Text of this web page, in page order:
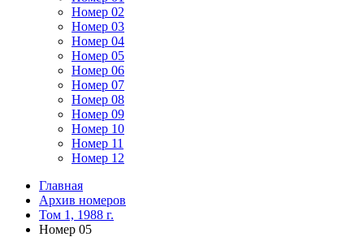
Номер 02
Номер 03
Номер 04
Номер 05
Номер 06
Номер 07
Номер 08
Номер 09
Номер 10
Номер 11
Номер 12
Главная
Архив номеров
Том 1, 1988 г.
Номер 05